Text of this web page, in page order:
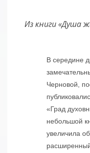
Из книги «Душа
В середине
Черновой,
«Град
небольшой
увеличила